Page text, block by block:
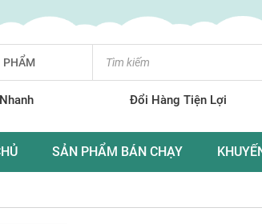
PHẨM
Đổi Hàng Tiện Lợi
SẢN PHẨM BÁN CHẠY